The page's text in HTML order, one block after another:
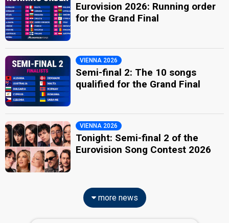
Eurovision 2026: Running order
for the Grand Final
VIENNA 2026
Semi-final 2: The 10 songs
qualified for the Grand Final
VIENNA 2026
Tonight: Semi-final 2 of the
Eurovision Song Contest 2026
more news